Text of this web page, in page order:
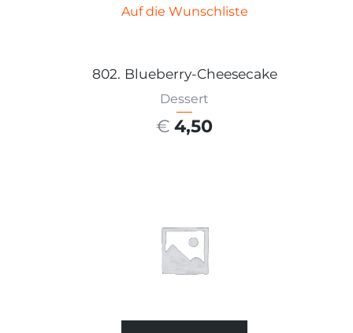
Auf die Wunschliste
802. Blueberry-Cheesecake
Dessert
€ 4,50